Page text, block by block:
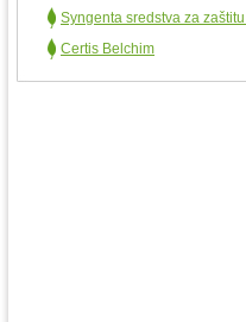
Syngenta sredstva za
Certis Belchim